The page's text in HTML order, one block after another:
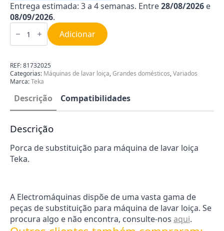
Entrega estimada: 3 a 4 semanas. Entre28/08/2026 e
08/09/2026.
Quantidade
de
Máquina
Lavar
Loiça
Teka
81732025
Adicionar
REF:81732025
Categorias: Máquinas de lavar loiça,Grandes domésticos,Variados
Marca:Teka
Descrição Compatibilidades
Descrição
Porca de substituição para máquina de lavar loiça
Teka.
A Electromáquinas dispõe de uma vasta gama de
peças de substituição para máquina de lavar loiça. Se
procura algo e não encontra, consulte-nos aqui.